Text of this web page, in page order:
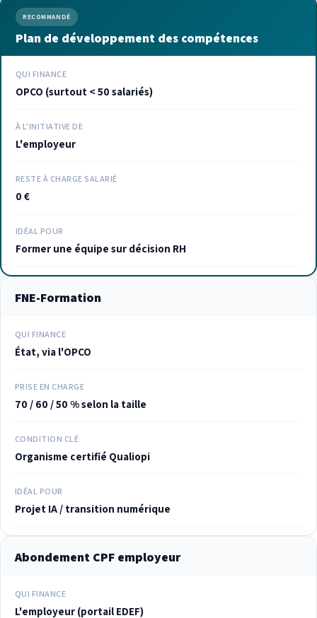
RECOMMANDÉ
Plan de développement des compétences
QUI FINANCE
OPCO (surtout < 50 salariés)
À L'INITIATIVE DE
L'employeur
RESTE À CHARGE SALARIÉ
0 €
IDÉAL POUR
Former une équipe sur décision RH
FNE-Formation
QUI FINANCE
État, via l'OPCO
PRISE EN CHARGE
70 / 60 / 50 % selon la taille
CONDITION CLÉ
Organisme certifié Qualiopi
IDÉAL POUR
Projet IA / transition numérique
Abondement CPF employeur
QUI FINANCE
L'employeur (portail EDEF)